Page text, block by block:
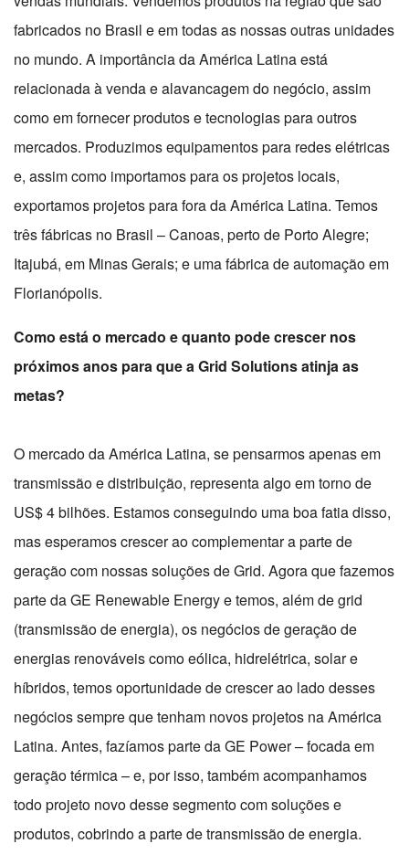
fabricados no Brasil e em todas as nossas outras unidades
no mundo. A importância da América Latina está
relacionada à venda e alavancagem do negócio, assim
como em fornecer produtos e tecnologias para outros
mercados. Produzimos equipamentos para redes elétricas
e, assim como importamos para os projetos locais,
exportamos projetos para fora da América Latina. Temos
três fábricas no Brasil – Canoas, perto de Porto Alegre;
Itajubá, em Minas Gerais; e uma fábrica de automação em
Florianópolis.
Como está o mercado e quanto pode crescer nos
próximos anos para que a Grid Solutions atinja as
metas?
O mercado da América Latina, se pensarmos apenas em
transmissão e distribuição, representa algo em torno de
US$ 4 bilhões. Estamos conseguindo uma boa fatia disso,
mas esperamos crescer ao complementar a parte de
geração com nossas soluções de Grid. Agora que fazemos
parte da GE Renewable Energy e temos, além de grid
(transmissão de energia), os negócios de geração de
energias renováveis como eólica, hidrelétrica, solar e
híbridos, temos oportunidade de crescer ao lado desses
negócios sempre que tenham novos projetos na América
Latina. Antes, fazíamos parte da GE Power – focada em
geração térmica – e, por isso, também acompanhamos
todo projeto novo desse segmento com soluções e
produtos, cobrindo a parte de transmissão de energia.